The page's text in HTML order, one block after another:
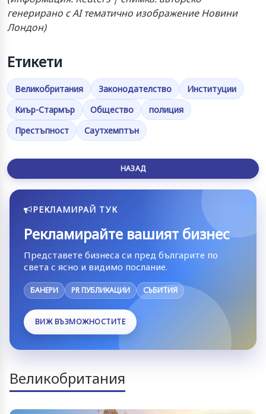
генерирано с AI тематично изображение Новини
Лондон)
Етикети
Великобритания Законодателство
Институции
Киър-Стармър
Общество
полиция
Престъпност
Саутхемптън
НАЗАД
РЕКЛАМИРАЙ ТУК
Рекламирайте вашият бизнес
Представете бизнеса си пред българите по
света с ясно и видимо послание.
БАНЕРИ PR ПУБЛИКАЦИИ СЪБИТИЯ
ВИЖ ВЪЗМОЖНОСТИТЕ
Великобритания